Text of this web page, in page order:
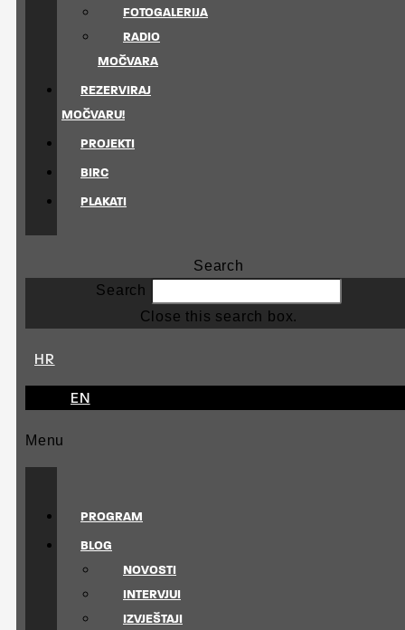
FOTOGALERIJA
RADIO
MOČVARA
REZERVIRAJ
MOČVARU!
PROJEKTI
BIRC
PLAKATI
Search
Search
Close this search box.
HR
EN
Menu
PROGRAM
BLOG
NOVOSTI
INTERVJUI
IZVJEŠTAJI